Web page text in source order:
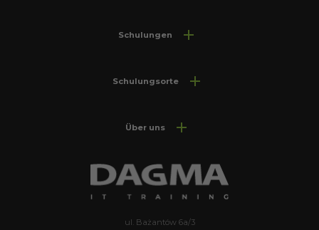
Schulungen
Schulungsorte
Über uns
ul. Bażantów 6a/3